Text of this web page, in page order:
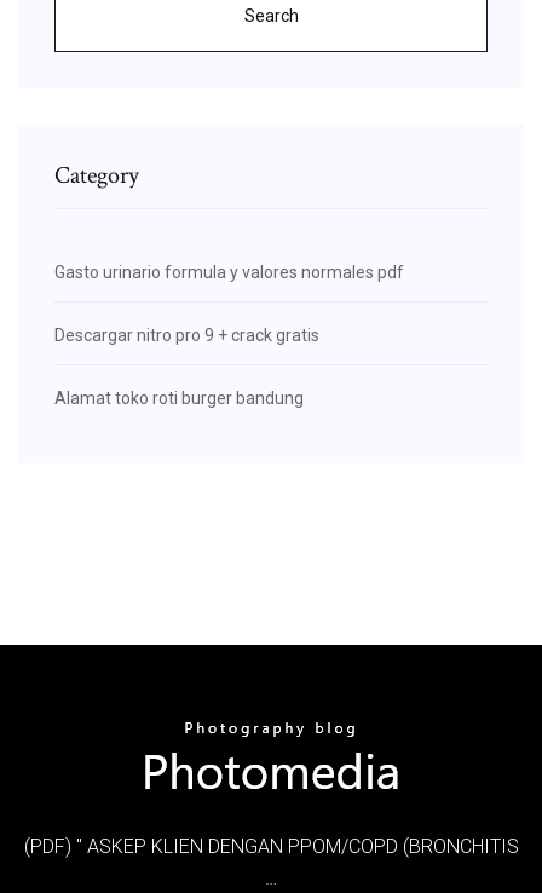
Search
Category
Gasto urinario formula y valores normales pdf
Descargar nitro pro 9 + crack gratis
Alamat toko roti burger bandung
(PDF) " ASKEP KLIEN DENGAN PPOM/COPD (BRONCHITIS